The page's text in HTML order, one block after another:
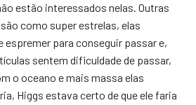
estão interessados nelas. Outras
como super estrelas, elas
espremer para conseguir passar e,
sentem dificuldade de passar,
o oceano e mais massa elas
Higgs estava certo de que ele faria